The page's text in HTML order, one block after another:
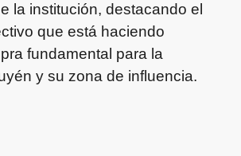
la institución, destacando el
que está haciendo
fundamental para la
y su zona de influencia.